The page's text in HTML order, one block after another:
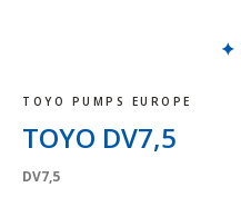
TOYO PUMPS EUROPE
TOYO DV7,5
DV7,5